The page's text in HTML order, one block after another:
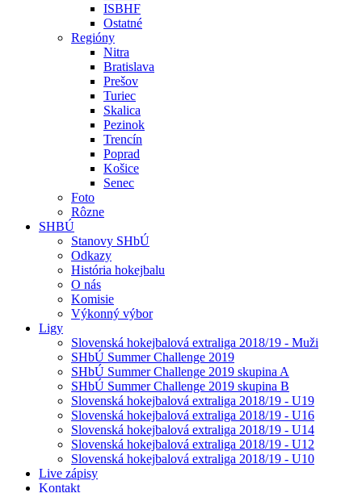
ISBHF
Ostatné
Regióny
Nitra
Bratislava
Prešov
Turiec
Skalica
Pezinok
Trencín
Poprad
Košice
Senec
Foto
Rôzne
SHBÚ
Stanovy SHbÚ
Odkazy
História hokejbalu
O nás
Komisie
Výkonný výbor
Ligy
Slovenská hokejbalová extraliga 2018/19 - Muži
SHbÚ Summer Challenge 2019
SHbÚ Summer Challenge 2019 skupina A
SHbÚ Summer Challenge 2019 skupina B
Slovenská hokejbalová extraliga 2018/19 - U19
Slovenská hokejbalová extraliga 2018/19 - U16
Slovenská hokejbalová extraliga 2018/19 - U14
Slovenská hokejbalová extraliga 2018/19 - U12
Slovenská hokejbalová extraliga 2018/19 - U10
Live zápisy
Kontakt